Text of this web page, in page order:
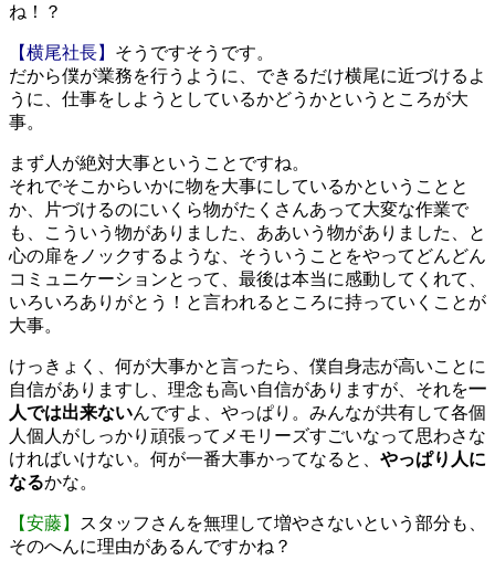
ね！？
【横尾社長】 そうですそうです。
だから僕が業務を行うように、できるだけ横尾に近づけるよ
うに、仕事をしようとしているかどうかというところが大
事。
まず人が絶対大事ということですね。
それでそこからいかに物を大事にしているかということと
か、片づけるのにいくら物がたくさんあって大変な作業で
も、こういう物がありました、ああいう物がありました、と
心の扉をノックするような、そういうことをやってどんどん
コミュニケーションとって、最後は本当に感動してくれて、
いろいろありがとう！と言われるところに持っていくことが
大事。
けっきょく、何が大事かと言ったら、僕自身志が高いことに
自信がありますし、理念も高い自信がありますが、それを一
人では出来ないんですよ、やっぱり。みんなが共有して各個
人個人がしっかり頑張ってメモリーズすごいなって思わさな
ければいけない。何が一番大事かってなると、 やっぱり人に
なるかな。
【安藤】
スタッフさんを無理して増やさないという部分も、
そのへんに理由があるんですかね？